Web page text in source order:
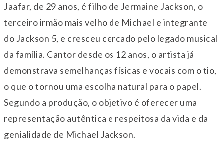
Jaafar, de 29 anos, é filho de Jermaine Jackson, o
terceiro irmão mais velho de Michael e integrante
do Jackson 5, e cresceu cercado pelo legado musical
da família. Cantor desde os 12 anos, o artista já
demonstrava semelhanças físicas e vocais com o tio,
o que o tornou uma escolha natural para o papel.
Segundo a produção, o objetivo é oferecer uma
representação autêntica e respeitosa da vida e da
genialidade de Michael Jackson.